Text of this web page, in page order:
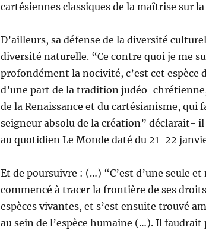
cartésiennes classiques de la maîtrise sur
D’ailleurs, sa défense de la diversité
diversité naturelle. “Ce contre quoi je me
profondément la nocivité, c’est cet espèce
d’une part de la tradition judéo-
de la Renaissance et du cartésianisme, qui
seigneur absolu de la création” déclarait-
au quotidien Le Monde daté du 21-22
Et de poursuivre : (…) “C’est d’une seule
commencé à tracer la frontière de ses
espèces vivantes, et s’est ensuite trouvé
au sein de l’espèce humaine (…). Il